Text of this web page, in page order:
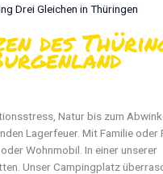
Drei Gleichen in Thüringen
des
Natur bis zum
Lagerfeuer. Mit Familie oder
Wohnmobil. In einer unserer
Unser Campingplatz